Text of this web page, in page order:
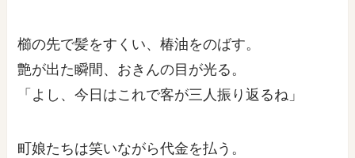
櫛の先で髪をすくい、椿油をのばす。
艶が出た瞬間、おきんの目が光る。
「よし、今日はこれで客が三人振り返るね」
町娘たちは笑いながら代金を払う。